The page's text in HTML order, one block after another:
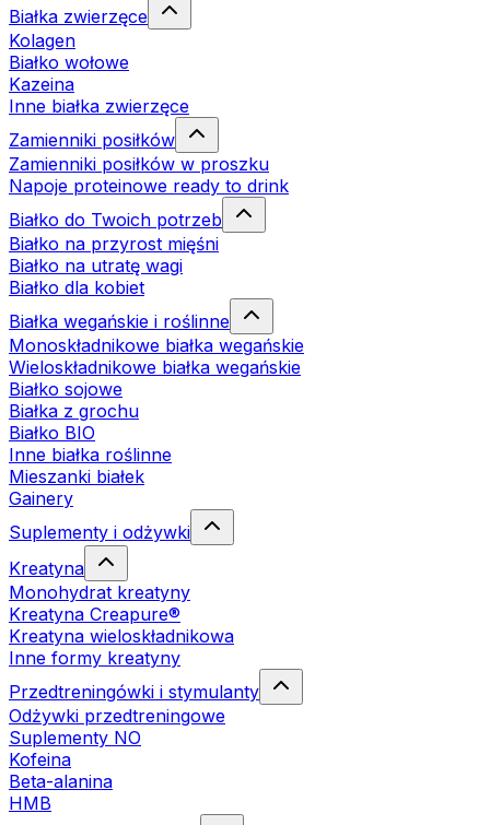
Białka zwierzęce
Kolagen
Białko wołowe
Kazeina
Inne białka zwierzęce
Zamienniki posiłków
Zamienniki posiłków w proszku
Napoje proteinowe ready to drink
Białko do Twoich potrzeb
Białko na przyrost mięśni
Białko na utratę wagi
Białko dla kobiet
Białka wegańskie i roślinne
Monoskładnikowe białka wegańskie
Wieloskładnikowe białka wegańskie
Białko sojowe
Białka z grochu
Białko BIO
Inne białka roślinne
Mieszanki białek
Gainery
Suplementy i odżywki
Kreatyna
Monohydrat kreatyny
Kreatyna Creapure®
Kreatyna wieloskładnikowa
Inne formy kreatyny
Przedtreningówki i stymulanty
Odżywki przedtreningowe
Suplementy NO
Kofeina
Beta-alanina
HMB